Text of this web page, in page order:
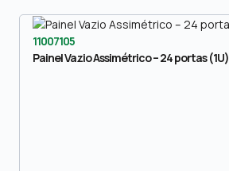
11007105
Painel Vazio Assimétrico – 24 portas (1U)